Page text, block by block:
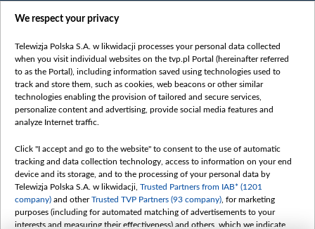
Категорії
Новини
Докладно
Погляд
Цікаво
Slawa.tv
We respect your privacy
Telewizja Polska S.A. w likwidacji processes your personal data collected
when you visit individual websites on the tvp.pl Portal (hereinafter referred
to as the Portal), including information saved using technologies used to
track and store them, such as cookies, web beacons or other similar
technologies enabling the provision of tailored and secure services,
personalize content and advertising, provide social media features and
analyze Internet traffic.
Click "I accept and go to the website" to consent to the use of automatic
tracking and data collection technology, access to information on your end
device and its storage, and to the processing of your personal data by
Telewizja Polska S.A. w likwidacji, Trusted Partners from IAB* (1201
company) and otherTrusted TVP Partners (93 company) , for marketing
purposes (including for automated matching of advertisements to your
interests and measuring their effectiveness) and others, which we indicate